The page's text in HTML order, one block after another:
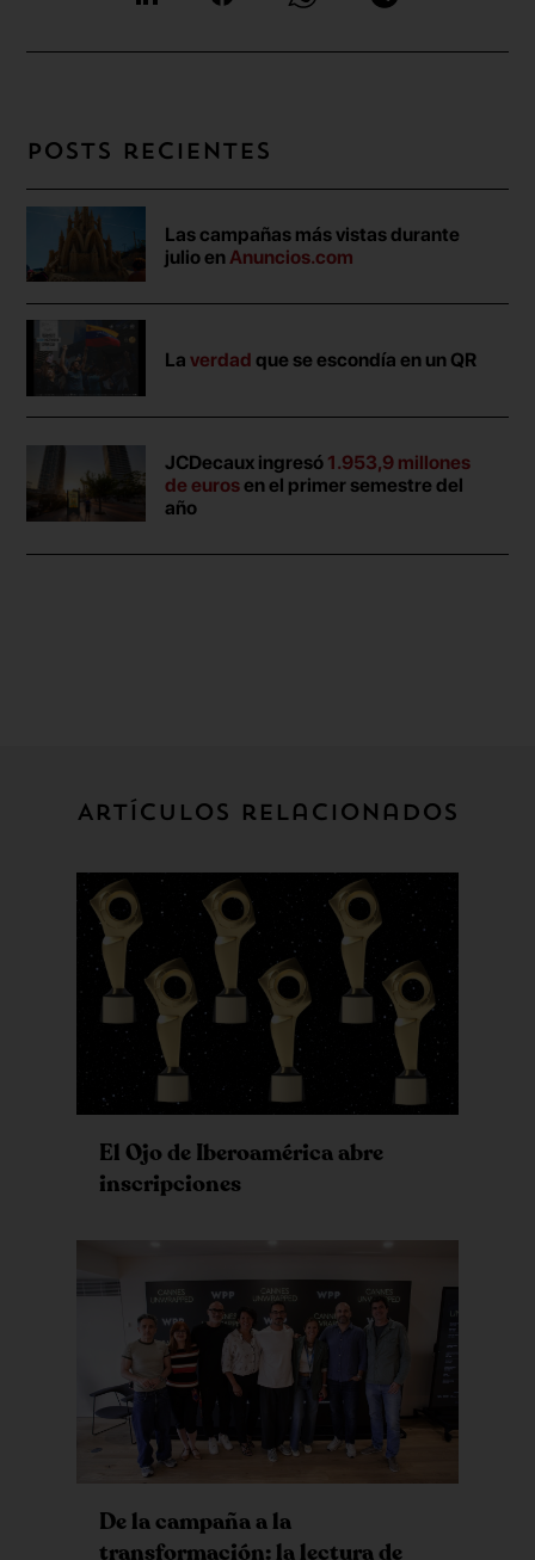
Posts recientes
Las campañas más vistas durante
julio enAnuncios.com
Laverdad que se escondía en un QR
JCDecaux ingresó 1.953,9 millones
de eurosen el primer semestre del
año
Artículos relacionados
El Ojo de Iberoamérica abre
inscripciones
De la campaña a la
transformación: la lectura de